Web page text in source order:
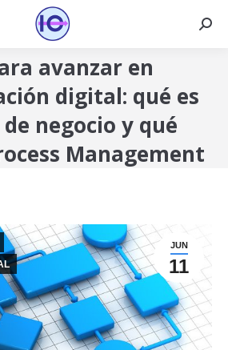
avanzar en
digital: qué es
negocio y qué
Management
JUN
11